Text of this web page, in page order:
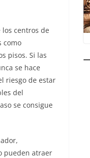
centros de
como
pisos. Si las
se hace
riesgo de estar
del
se consigue
pueden atraer